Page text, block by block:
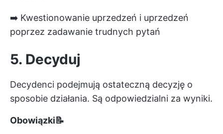
➡️ Kwestionowanie uprzedzeń i uprzedzeń
poprzez zadawanie trudnych pytań
5. Decyduj
Decydenci podejmują ostateczną decyzję o
sposobie działania. Są odpowiedzialni za wyniki.
Obowiązki📝